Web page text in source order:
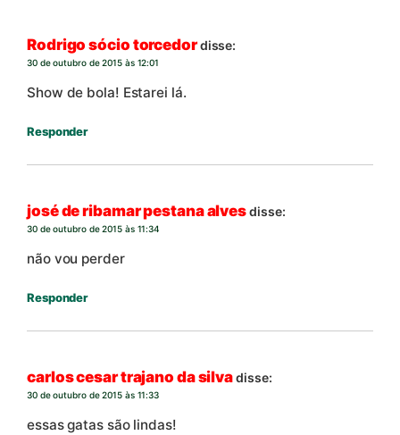
Rodrigo sócio torcedordisse:
30 de outubro de 2015 às 12:01
Show de bola! Estarei lá.
Responder
josé de ribamar pestana alvesdisse:
30 de outubro de 2015 às 11:34
não vou perder
Responder
carlos cesar trajano da silvadisse:
30 de outubro de 2015 às 11:33
essas gatas são lindas!